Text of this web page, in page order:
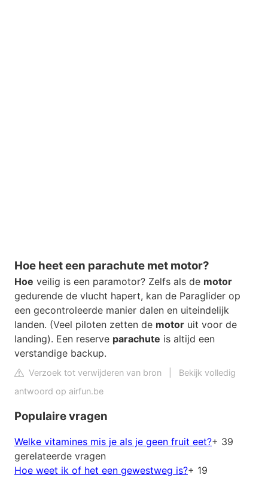
Hoe heet een parachute met motor?
Hoe veilig is een paramotor? Zelfs als de motor
gedurende de vlucht hapert, kan de Paraglider op
een gecontroleerde manier dalen en uiteindelijk
landen. (Veel piloten zetten de motor uit voor de
landing). Een reserve parachute is altijd een
verstandige backup.
Verzoek tot verwijderen van bron
Bekijk volledig
antwoord op airfun.be
Populaire vragen
Welke vitamines mis je als je geen fruit eet?+ 39
gerelateerde vragen
Hoe weet ik of het een gewestweg is?+ 19